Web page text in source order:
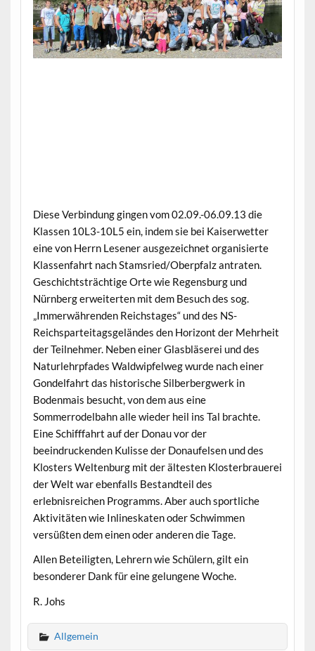
Diese Verbindung gingen vom 02.09.-06.09.13 die
Klassen 10L3-10L5 ein, indem sie bei Kaiserwetter
eine von Herrn Lesener ausgezeichnet organisierte
Klassenfahrt nach Stamsried/Oberpfalz antraten.
Geschichtsträchtige Orte wie Regensburg und
Nürnberg erweiterten mit dem Besuch des sog.
„Immerwährenden Reichstages“ und des NS-
Reichsparteitagsgeländes den Horizont der Mehrheit
der Teilnehmer. Neben einer Glasbläserei und des
Naturlehrpfades Waldwipfelweg wurde nach einer
Gondelfahrt das historische Silberbergwerk in
Bodenmais besucht, von dem aus eine
Sommerrodelbahn alle wieder heil ins Tal brachte.
Eine Schifffahrt auf der Donau vor der
beeindruckenden Kulisse der Donaufelsen und des
Klosters Weltenburg mit der ältesten Klosterbrauerei
der Welt war ebenfalls Bestandteil des
erlebnisreichen Programms. Aber auch sportliche
Aktivitäten wie Inlineskaten oder Schwimmen
versüßten dem einen oder anderen die Tage.
Allen Beteiligten, Lehrern wie Schülern, gilt ein
besonderer Dank für eine gelungene Woche.
R. Johs
Allgemein